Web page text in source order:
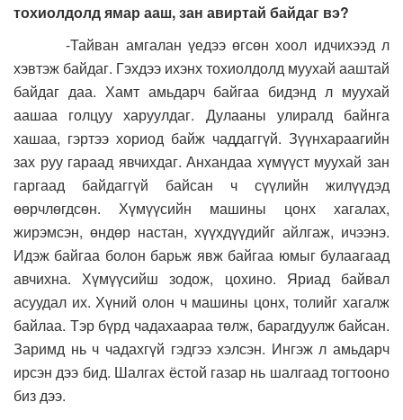
тохиолдолд ямар ааш, зан авиртай байдаг вэ?
-Тайван амгалан үедээ өгсөн хоол идчихээд л
хэвтэж байдаг. Гэхдээ ихэнх тохиолдолд муухай ааштай
байдаг даа. Хамт амьдарч байгаа бидэнд л муухай
аашаа голцуу харуулдаг. Дулааны улиралд байнга
хашаа, гэртээ хориод байж чаддаггүй. Зүүнхараагийн
зах руу гараад явчихдаг. Анхандаа хүмүүст муухай зан
гаргаад байдаггүй байсан ч сүүлийн жилүүдэд
өөрчлөгдсөн. Хүмүүсийн машины цонх хагалах,
жирэмсэн, өндөр настан, хүүхдүүдийг айлгаж, ичээнэ.
Идэж байгаа болон барьж явж байгаа юмыг булаагаад
авчихна. Хүмүүсийш зодож, цохино. Яриад байвал
асуудал их. Хүний олон ч машины цонх, толийг хагалж
байлаа. Тэр бүрд чадахаараа төлж, барагдуулж байсан.
Заримд нь ч чадахгүй гэдгээ хэлсэн. Ингэж л амьдарч
ирсэн дээ бид. Шалгах ёстой газар нь шалгаад тогтооно
биз дээ.